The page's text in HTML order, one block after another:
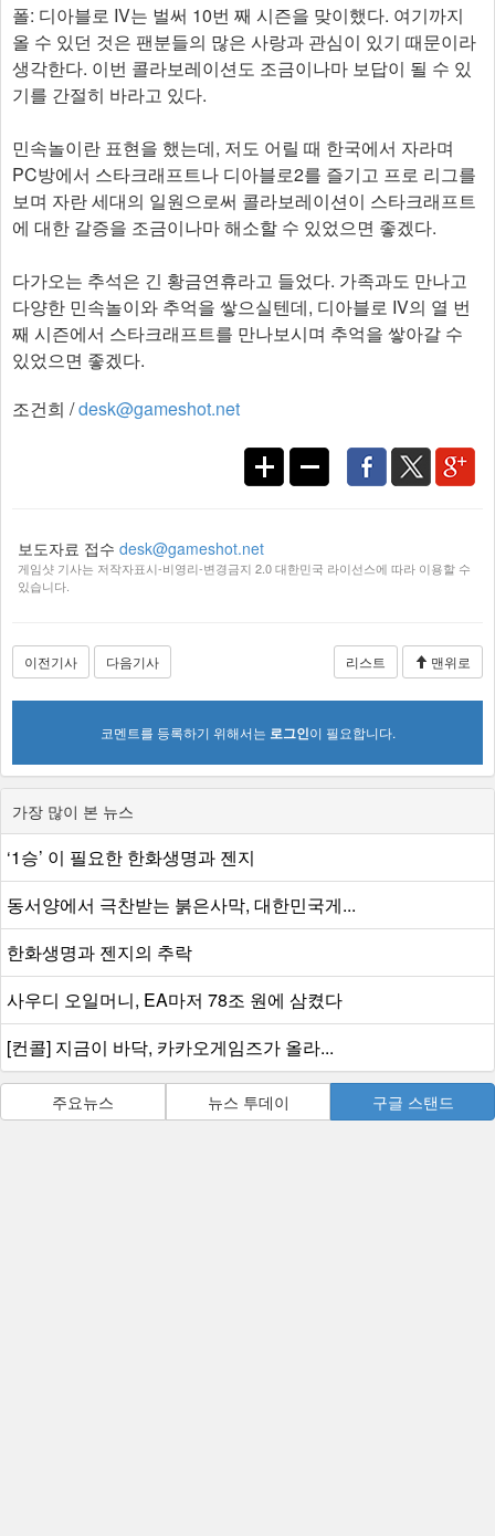
폴: 디아블로 IV는 벌써 10번 째 시즌을 맞이했다. 여기까지
올 수 있던 것은 팬분들의 많은 사랑과 관심이 있기 때문이라
생각한다. 이번 콜라보레이션도 조금이나마 보답이 될 수 있
기를 간절히 바라고 있다.
민속놀이란 표현을 했는데, 저도 어릴 때 한국에서 자라며
PC방에서 스타크래프트나 디아블로2를 즐기고 프로 리그를
보며 자란 세대의 일원으로써 콜라보레이션이 스타크래프트
에 대한 갈증을 조금이나마 해소할 수 있었으면 좋겠다.
다가오는 추석은 긴 황금연휴라고 들었다. 가족과도 만나고
다양한 민속놀이와 추억을 쌓으실텐데, 디아블로 IV의 열 번
째 시즌에서 스타크래프트를 만나보시며 추억을 쌓아갈 수
있었으면 좋겠다.​
조건희 /desk@gameshot.net
보도자료 접수 desk@gameshot.net
게임샷 기사는 저작자표시-비영리-변경금지 2.0 대한민국 라이선스에 따라 이용할 수
있습니다.
이전기사 다음기사 리스트 맨위로
코멘트를 등록하기 위해서는 로그인이 필요합니다.
가장 많이 본 뉴스
‘1승’ 이 필요한 한화생명과 젠지
동서양에서 극찬받는 붉은사막, 대한민국게...
한화생명과 젠지의 추락
사우디 오일머니, EA마저 78조 원에 삼켰다
[컨콜] 지금이 바닥, 카카오게임즈가 올라...
주요뉴스 뉴스 투데이 구글 스탠드